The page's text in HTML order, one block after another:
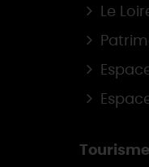
Le